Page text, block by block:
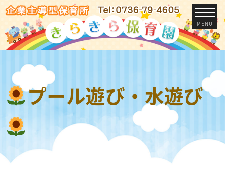
MENU
プール遊び・水遊び